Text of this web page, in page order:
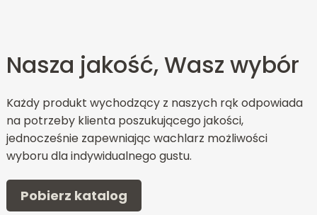
Nasza jakość, Wasz wybór
Każdy produkt wychodzący z naszych rąk odpowiada
na potrzeby klienta poszukującego jakości,
jednocześnie zapewniając wachlarz możliwości
wyboru dla indywidualnego gustu.
Pobierz katalog